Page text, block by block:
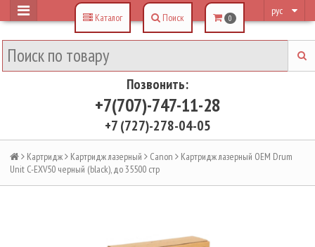
рус
Позвонить:
+7(707)-747-11-28
+7 (727)-278-04-05
Каталог Поиск 0
Картридж Картридж лазерный Canon
Картридж лазерный OEM Drum
Unit C-EXV50 черный (black), до 35500 стр